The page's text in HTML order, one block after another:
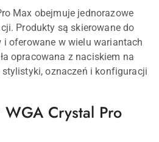
Max obejmuje jednorazowe
Produkty są skierowane do
i oferowane w wielu wariantach
opracowana z naciskiem na
oznaczeń i konfiguracji
WGA Crystal Pro